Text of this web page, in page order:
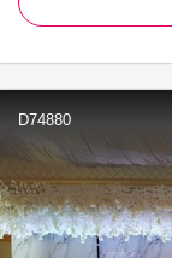
D74880